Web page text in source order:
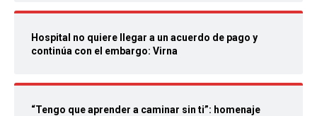
Hospital no quiere llegar a un acuerdo de pago y
continúa con el embargo: Virna
“Tengo que aprender a caminar sin ti”: homenaje